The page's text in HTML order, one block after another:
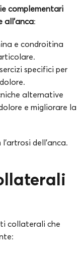
complementari
all’anca:
e condroitina
specifici per
alternative
e migliorare la
dell’anca.
collaterali che